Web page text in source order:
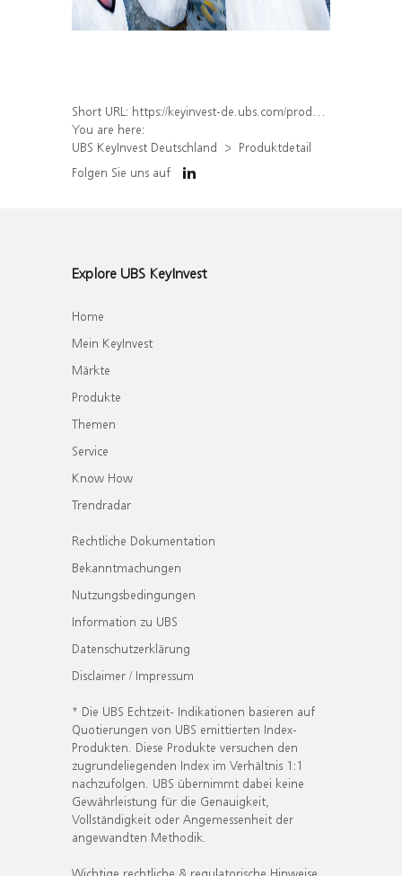
Short URL: https://keyinvest-de.ubs.com/produkt/detail/index/isin/DE000WA6ZXZ4
You are here:
UBS KeyInvest Deutschland
Produktdetail
Folgen Sie uns auf
Explore UBS KeyInvest
Home
Mein KeyInvest
Märkte
Produkte
Themen
Service
Know How
Trendradar
Rechtliche Dokumentation
Bekanntmachungen
Nutzungsbedingungen
Information zu UBS
Datenschutzerklärung
Disclaimer / Impressum
* Die UBS Echtzeit- Indikationen basieren auf
Quotierungen von UBS emittierten Index-
Produkten. Diese Produkte versuchen den
zugrundeliegenden Index im Verhältnis 1:1
nachzufolgen. UBS übernimmt dabei keine
Gewährleistung für die Genauigkeit,
Vollständigkeit oder Angemessenheit der
angewandten Methodik.